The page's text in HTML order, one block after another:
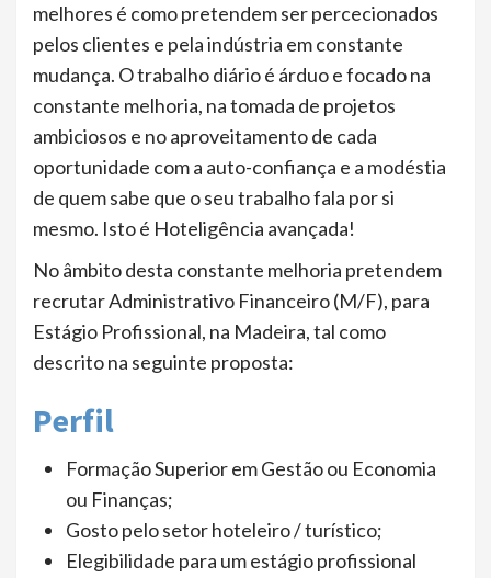
melhores é como pretendem ser percecionados
pelos clientes e pela indústria em constante
mudança. O trabalho diário é árduo e focado na
constante melhoria, na tomada de projetos
ambiciosos e no aproveitamento de cada
oportunidade com a auto-confiança e a modéstia
de quem sabe que o seu trabalho fala por si
mesmo. Isto é Hoteligência avançada!
No âmbito desta constante melhoria pretendem
recrutar Administrativo Financeiro (M/F), para
Estágio Profissional, na Madeira, tal como
descrito na seguinte proposta:
Perfil
Formação Superior em Gestão ou Economia
ou Finanças;
Gosto pelo setor hoteleiro / turístico;
Elegibilidade para um estágio profissional